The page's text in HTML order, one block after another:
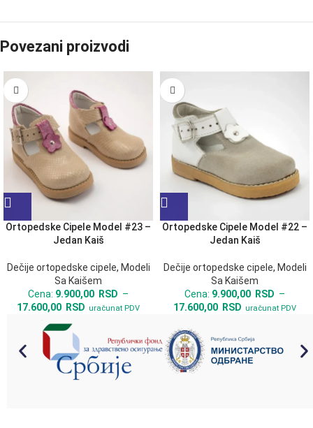
Povezani proizvodi
Ortopedske Cipele Model #23 –
Jedan Kaiš
Dečije ortopedske cipele, Modeli
Sa Kaišem
Cena: 9.900,00 RSD –
17.600,00 RSD uračunat PDV
Ortopedske Cipele Model #22 –
Jedan Kaiš
Dečije ortopedske cipele, Modeli
Sa Kaišem
Cena: 9.900,00 RSD –
17.600,00 RSD uračunat PDV